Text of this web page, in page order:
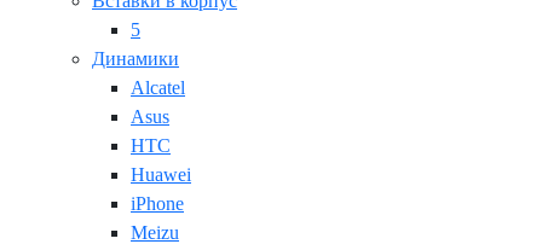
5
Динамики
Alcatel
Asus
HTC
Huawei
iPhone
Meizu